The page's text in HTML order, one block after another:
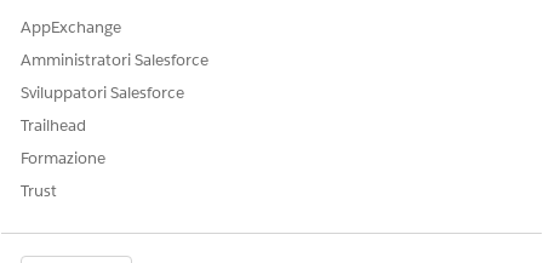
QUESTO ARTICOLO HA RISOLTO IL PROBLEMA?
AppExchange
Amministratori Salesforce
Sviluppatori Salesforce
Trailhead
Formazione
Trust